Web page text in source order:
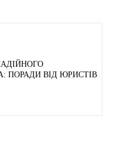
ПОРАДИ ВІД ЮРИСТІВ